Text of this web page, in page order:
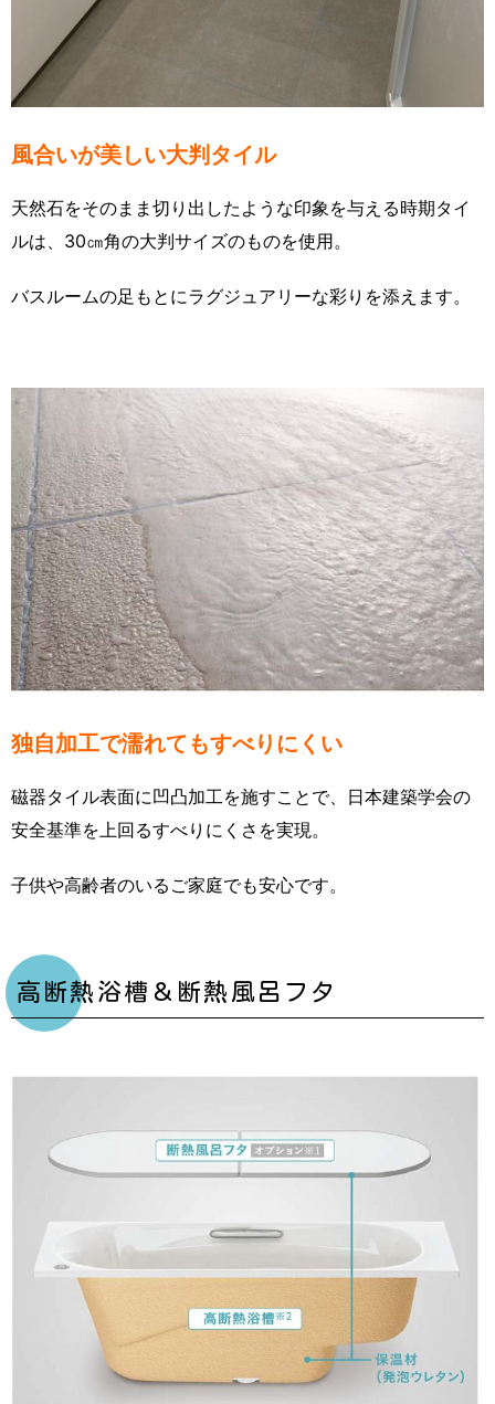
風合いが美しい大判タイル
天然石をそのまま切り出したような印象を与える時期タイ
ルは、30㎝角の大判サイズのものを使用。
バスルームの足もとにラグジュアリーな彩りを添えます。
独自加工で濡れてもすべりにくい
磁器タイル表面に凹凸加工を施すことで、日本建築学会の
安全基準を上回るすべりにくさを実現。
子供や高齢者のいるご家庭でも安心です。
高断熱浴槽＆断熱風呂フタ